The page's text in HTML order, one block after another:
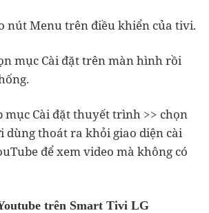
nút Menu trên điều khiển của tivi.
mục Cài đặt trên màn hình rồi
mục Cài đặt thuyết trình >> chọn
dùng thoát ra khỏi giao diện cài
để xem video mà không có
trên Smart Tivi LG